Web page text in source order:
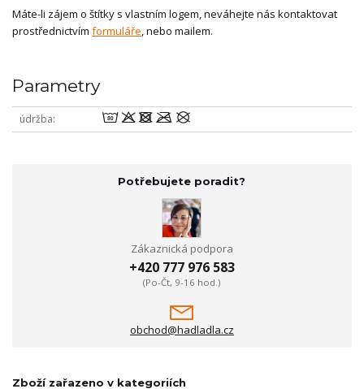
Máte-li zájem o štítky s vlastním logem, neváhejte nás kontaktovat
prostřednictvím formuláře, nebo mailem.
Parametry
údržba wodmU
Potřebujete poradit?
Zákaznická podpora
+420 777 976 583
(Po-Čt, 9-16 hod.)
obchod@hadladla.cz
Zboží zařazeno v kategoriích